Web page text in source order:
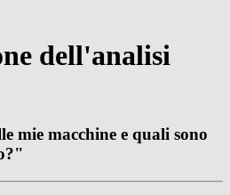
dell'analisi
mie macchine e quali sono